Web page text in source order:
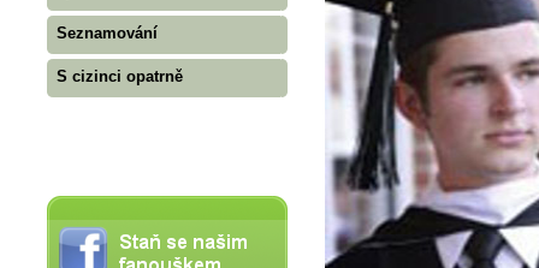
Seznamování
S cizinci opatrně